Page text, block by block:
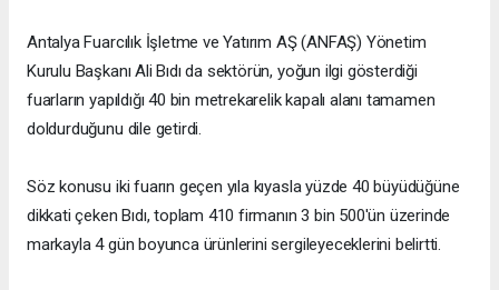
Antalya Fuarcılık İşletme ve Yatırım AŞ (ANFAŞ) Yönetim
Kurulu Başkanı Ali Bıdı da sektörün, yoğun ilgi gösterdiği
fuarların yapıldığı 40 bin metrekarelik kapalı alanı tamamen
doldurduğunu dile getirdi.
Söz konusu iki fuarın geçen yıla kıyasla yüzde 40 büyüdüğüne
dikkati çeken Bıdı, toplam 410 firmanın 3 bin 500'ün üzerinde
markayla 4 gün boyunca ürünlerini sergileyeceklerini belirtti.